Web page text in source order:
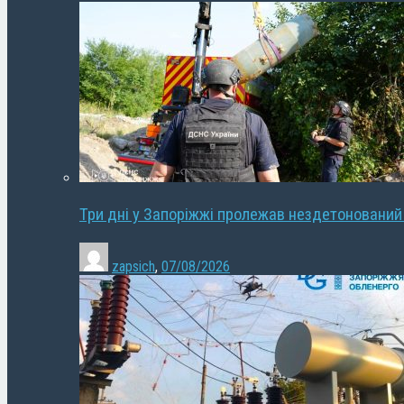
Три дні у Запоріжжі пролежав
zapsich, 07/08/2026